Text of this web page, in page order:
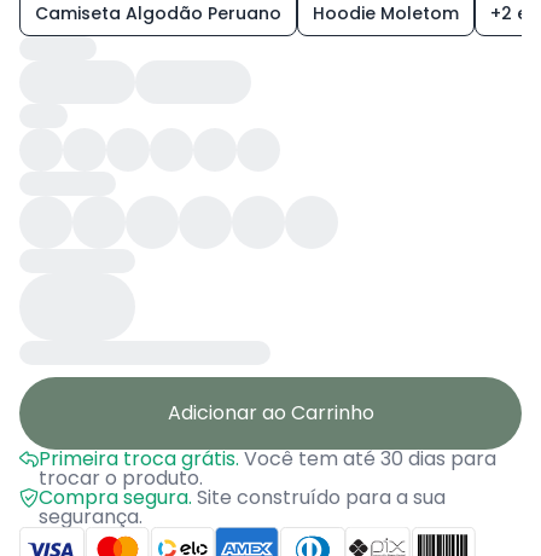
Camiseta Algodão Peruano Hoodie Moletom +2
Adicionar ao Carrinho
Primeira troca grátis.Você tem até 30 dias para
trocar o produto.
Compra segura. Site construído para a sua
segurança.